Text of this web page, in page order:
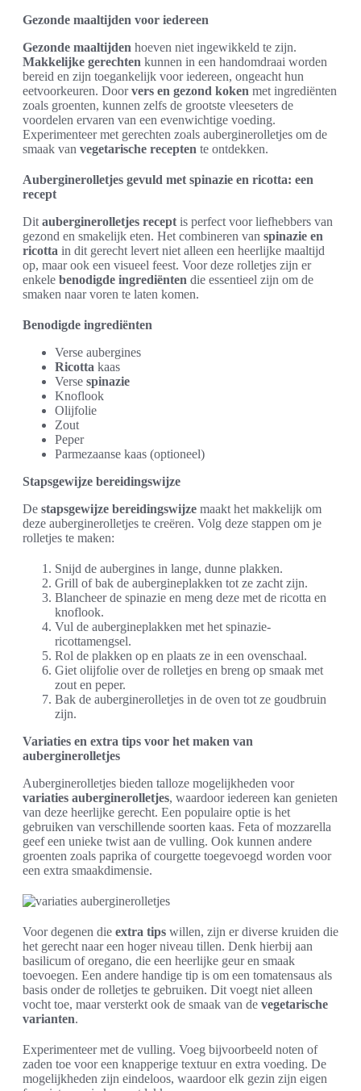
Gezonde maaltijden voor iedereen
Gezonde maaltijden hoeven niet ingewikkeld te zijn.
Makkelijke gerechten kunnen in een handomdraai worden
bereid en zijn toegankelijk voor iedereen, ongeacht hun
eetvoorkeuren. Doorvers en gezond koken met ingrediënten
zoals groenten, kunnen zelfs de grootste vleeseters de
voordelen ervaren van een evenwichtige voeding.
Experimenteer met gerechten zoals auberginerolletjes om de
smaak van vegetarische recepten te ontdekken.
Auberginerolletjes gevuld met spinazie en ricotta: een
recept
Dit auberginerolletjes recept is perfect voor liefhebbers van
gezond en smakelijk eten. Het combineren van spinazie en
ricotta in dit gerecht levert niet alleen een heerlijke maaltijd
op, maar ook een visueel feest. Voor deze rolletjes zijn er
enkele benodigde ingrediënten die essentieel zijn om de
smaken naar voren te laten komen.
Benodigde ingrediënten
Verse aubergines
Ricotta kaas
Verse spinazie
Knoflook
Olijfolie
Zout
Peper
Parmezaanse kaas (optioneel)
Stapsgewijze bereidingswijze
De stapsgewijze bereidingswijze maakt het makkelijk om
deze auberginerolletjes te creëren. Volg deze stappen om je
rolletjes te maken:
Snijd de aubergines in lange, dunne plakken.
Grill of bak de aubergineplakken tot ze zacht zijn.
Blancheer de spinazie en meng deze met de ricotta en
knoflook.
Vul de aubergineplakken met het spinazie-
ricottamengsel.
Rol de plakken op en plaats ze in een ovenschaal.
Giet olijfolie over de rolletjes en breng op smaak met
zout en peper.
Bak de auberginerolletjes in de oven tot ze goudbruin
zijn.
Variaties en extra tips voor het maken van
auberginerolletjes
Auberginerolletjes bieden talloze mogelijkheden voor
variaties auberginerolletjes, waardoor iedereen kan genieten
van deze heerlijke gerecht. Een populaire optie is het
gebruiken van verschillende soorten kaas. Feta of mozzarella
geef een unieke twist aan de vulling. Ook kunnen andere
groenten zoals paprika of courgette toegevoegd worden voor
een extra smaakdimensie.
Voor degenen die extra tips willen, zijn er diverse kruiden die
het gerecht naar een hoger niveau tillen. Denk hierbij aan
basilicum of oregano, die een heerlijke geur en smaak
toevoegen. Een andere handige tip is om een tomatensaus als
basis onder de rolletjes te gebruiken. Dit voegt niet alleen
vocht toe, maar versterkt ook de smaak van de vegetarische
varianten.
Experimenteer met de vulling. Voeg bijvoorbeeld noten of
zaden toe voor een knapperige textuur en extra voeding. De
mogelijkheden zijn eindeloos, waardoor elk gezin zijn eigen